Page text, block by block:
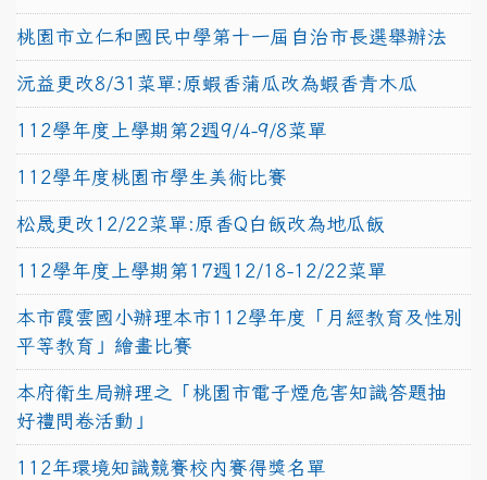
桃園市立仁和國民中學第十一屆自治市長選舉辦法
沅益更改8/31菜單:原蝦香蒲瓜改為蝦香青木瓜
112學年度上學期第2週9/4-9/8菜單
112學年度桃園市學生美術比賽
松晟更改12/22菜單:原香Q白飯改為地瓜飯
112學年度上學期第17週12/18-12/22菜單
本市霞雲國小辦理本市112學年度「月經教育及性別
平等教育」繪畫比賽
本府衛生局辦理之「桃園市電子煙危害知識答題抽
好禮問卷活動」
112年環境知識競賽校內賽得獎名單